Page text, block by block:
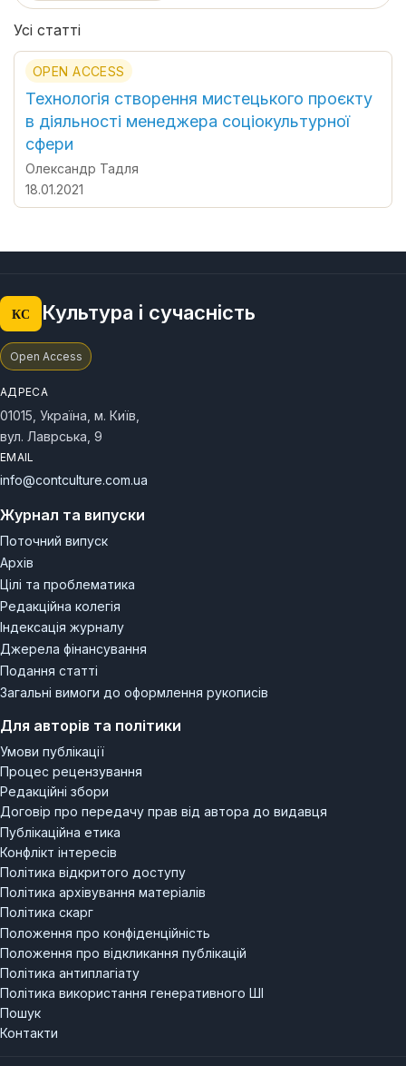
Усі статті
OPEN ACCESS
Технологія створення мистецького проєкту
в діяльності менеджера соціокультурної
сфери
Олександр Тадля
18.01.2021
КС Культура і сучасність
Open Access
АДРЕСА
01015, Україна, м. Київ,
вул. Лаврська, 9
EMAIL
info@contculture.com.ua
Журнал та випуски
Поточний випуск
Архів
Цілі та проблематика
Редакційна колегія
Індексація журналу
Джерела фінансування
Подання статті
Загальні вимоги до оформлення рукописів
Для авторів та політики
Умови публікації
Процес рецензування
Редакційні збори
Договір про передачу прав від автора до видавця
Публікаційна етика
Конфлікт інтересів
Політика відкритого доступу
Політика архівування матеріалів
Політика скарг
Положення про конфіденційність
Положення про відкликання публікацій
Політика антиплагіату
Політика використання генеративного ШІ
Пошук
Контакти